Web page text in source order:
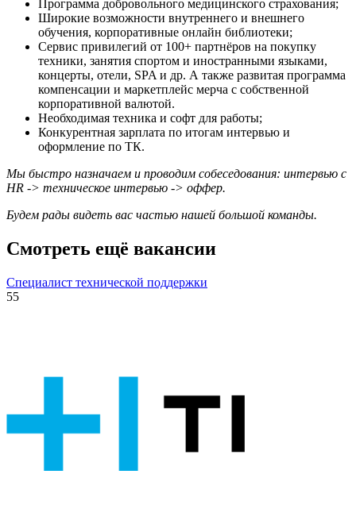
Программа добровольного медицинского страхования;
Широкие возможности внутреннего и внешнего
обучения, корпоративные онлайн библиотеки;
Сервис привилегий от 100+ партнёров на покупку
техники, занятия спортом и иностранными языками,
концерты, отели, SPA и др. А также развитая программа
компенсации и маркетплейс мерча с собственной
корпоративной валютой.
Необходимая техника и софт для работы;
Конкурентная зарплата по итогам интервью и
оформление по ТК.
Мы быстро назначаем и проводим собеседования: интервью с
HR -> техническое интервью -> оффер.
Будем рады видеть вас частью нашей большой команды.
Смотреть ещё вакансии
Специалист технической поддержки
55